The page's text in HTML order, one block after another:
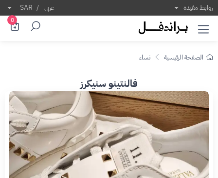
روابط مفيدة عربى /
SAR
0
الصفحة الرئيسية نساء
فالنتينو سنيكرز